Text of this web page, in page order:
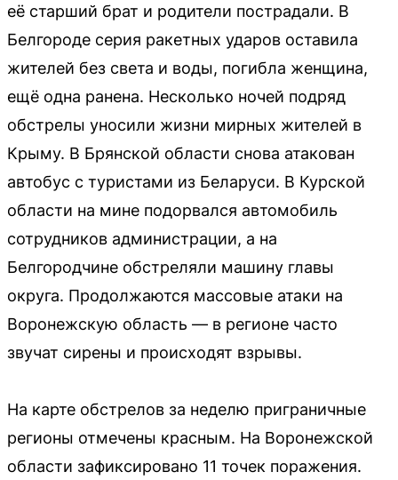
её старший брат и родители пострадали. В
Белгороде серия ракетных ударов оставила
жителей без света и воды, погибла женщина,
ещё одна ранена. Несколько ночей подряд
обстрелы уносили жизни мирных жителей в
Крыму. В Брянской области снова атакован
автобус с туристами из Беларуси. В Курской
области на мине подорвался автомобиль
сотрудников администрации, а на
Белгородчине обстреляли машину главы
округа. Продолжаются массовые атаки на
Воронежскую область — в регионе часто
звучат сирены и происходят взрывы.
На карте обстрелов за неделю приграничные
регионы отмечены красным. На Воронежской
области зафиксировано 11 точек поражения.